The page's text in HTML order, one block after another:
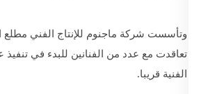
وتأسست شركة ماجنوم للإنتاج الفني مطلع
تعاقدت مع عدد من الفنانين للبدء في
الفنية قريبا.